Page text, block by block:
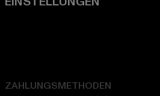
ZAHLUNGSMETHODEN